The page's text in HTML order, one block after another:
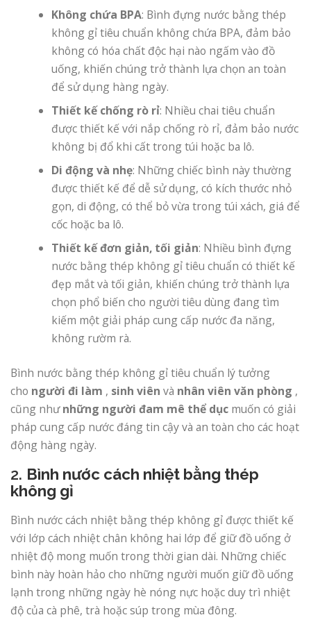
Không chứa BPA: Bình đựng nước bằng thép
không gỉ tiêu chuẩn không chứa BPA, đảm bảo
không có hóa chất độc hại nào ngấm vào đồ
uống, khiến chúng trở thành lựa chọn an toàn
để sử dụng hàng ngày.
Thiết kế chống rò rỉ: Nhiều chai tiêu chuẩn
được thiết kế với nắp chống rò rỉ, đảm bảo nước
không bị đổ khi cất trong túi hoặc ba lô.
Di động và nhẹ: Những chiếc bình này thường
được thiết kế để dễ sử dụng, có kích thước nhỏ
gọn, di động, có thể bỏ vừa trong túi xách, giá để
cốc hoặc ba lô.
Thiết kế đơn giản, tối giản: Nhiều bình đựng
nước bằng thép không gỉ tiêu chuẩn có thiết kế
đẹp mắt và tối giản, khiến chúng trở thành lựa
chọn phổ biến cho người tiêu dùng đang tìm
kiếm một giải pháp cung cấp nước đa năng,
không rườm rà.
Bình nước bằng thép không gỉ tiêu chuẩn lý tưởng
cho người đi làm , sinh viên và nhân viên văn phòng ,
cũng nhưnhững người đam mê thể dục muốn có giải
pháp cung cấp nước đáng tin cậy và an toàn cho các hoạt
động hàng ngày.
2. Bình nước cách nhiệt bằng thép
không gỉ
Bình nước cách nhiệt bằng thép không gỉ được thiết kế
với lớp cách nhiệt chân không hai lớp để giữ đồ uống ở
nhiệt độ mong muốn trong thời gian dài. Những chiếc
bình này hoàn hảo cho những người muốn giữ đồ uống
lạnh trong những ngày hè nóng nực hoặc duy trì nhiệt
độ của cà phê, trà hoặc súp trong mùa đông.